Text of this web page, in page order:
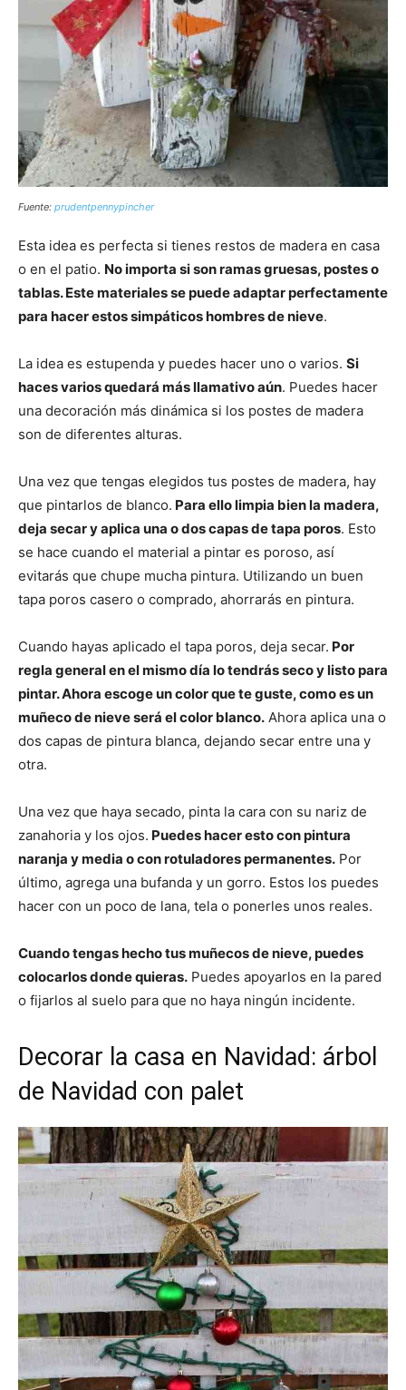
Fuente: prudentpennypincher
Esta idea es perfecta si tienes restos de madera en casa
o en el patio. No importa si son ramas gruesas, postes o
tablas. Este materiales se puede adaptar perfectamente
para hacer estos simpáticos hombres de nieve.
La idea es estupenda y puedes hacer uno o varios. Si
haces varios quedará más llamativo aún. Puedes hacer
una decoración más dinámica si los postes de madera
son de diferentes alturas.
Una vez que tengas elegidos tus postes de madera, hay
que pintarlos de blanco. Para ello limpia bien la madera,
deja secar y aplica una o dos capas de tapa poros. Esto
se hace cuando el material a pintar es poroso, así
evitarás que chupe mucha pintura. Utilizando un buen
tapa poros casero o comprado, ahorrarás en pintura.
Cuando hayas aplicado el tapa poros, deja secar. Por
regla general en el mismo día lo tendrás seco y listo para
pintar. Ahora escoge un color que te guste, como es un
muñeco de nieve será el color blanco. Ahora aplica una o
dos capas de pintura blanca, dejando secar entre una y
otra.
Una vez que haya secado, pinta la cara con su nariz de
zanahoria y los ojos. Puedes hacer esto con pintura
naranja y media o con rotuladores permanentes. Por
último, agrega una bufanda y un gorro. Estos los puedes
hacer con un poco de lana, tela o ponerles unos reales.
Cuando tengas hecho tus muñecos de nieve, puedes
colocarlos donde quieras. Puedes apoyarlos en la pared
o fijarlos al suelo para que no haya ningún incidente.
Decorar la casa en Navidad: árbol
de Navidad con palet